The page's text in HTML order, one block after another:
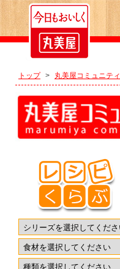
トップ > 丸美屋コミュニティ